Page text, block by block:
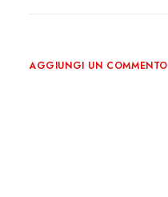
AGGIUNGI UN COMMENTO